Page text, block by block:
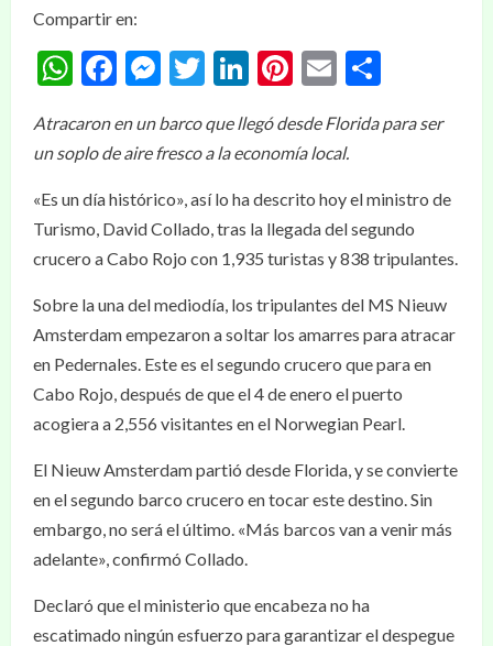
Compartir en:
WhatsApp
Facebook
Messenger
Twitter
LinkedIn
Pinterest
Email
Atracaron en un barco que llegó desde Florida para ser
un soplo de aire fresco a la economía local.
«Es un día histórico», así lo ha descrito hoy el ministro de
Turismo, David Collado, tras la llegada del segundo
crucero a Cabo Rojo con 1,935 turistas y 838 tripulantes.
Sobre la una del mediodía, los tripulantes del MS Nieuw
Amsterdam empezaron a soltar los amarres para atracar
en Pedernales. Este es el segundo crucero que para en
Cabo Rojo, después de que el 4 de enero el puerto
acogiera a 2,556 visitantes en el Norwegian Pearl.
El Nieuw Amsterdam partió desde Florida, y se convierte
en el segundo barco crucero en tocar este destino. Sin
embargo, no será el último. «Más barcos van a venir más
adelante», confirmó Collado.
Declaró que el ministerio que encabeza no ha
escatimado ningún esfuerzo para garantizar el despegue